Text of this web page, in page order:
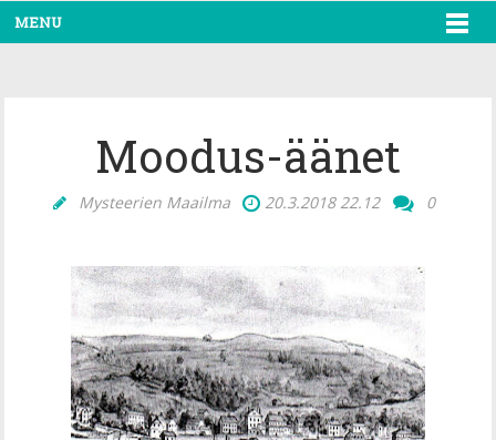
MENU
Moodus-äänet
Mysteerien Maailma 20.3.2018 22.12 0